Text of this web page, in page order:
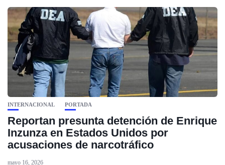
INTERNACIONAL PORTADA
Reportan presunta detención de Enrique
Inzunza en Estados Unidos por
acusaciones de narcotráfico
mayo 16, 2026